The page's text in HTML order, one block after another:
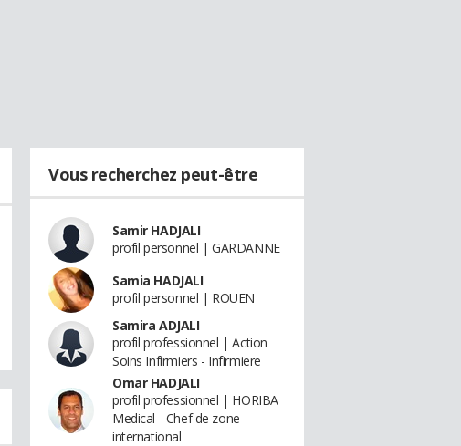
Vous recherchez peut-être
Samir HADJALI
profil personnel | GARDANNE
Samia HADJALI
profil personnel | ROUEN
Samira ADJALI
profil professionnel | Action
Soins Infirmiers - Infirmiere
Omar HADJALI
profil professionnel | HORIBA
Medical - Chef de zone
international